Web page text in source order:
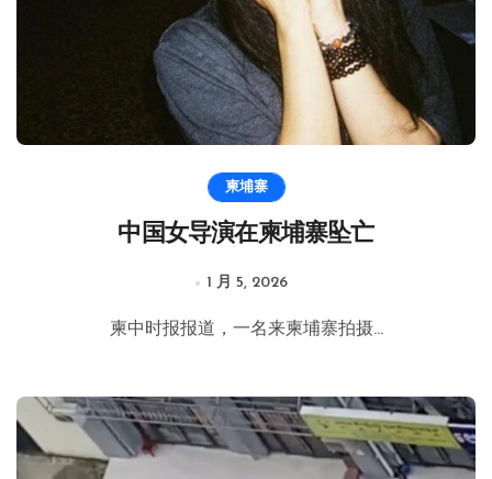
柬埔寨
中国女导演在柬埔寨坠亡
1 月 5, 2026
柬中时报报道，一名来柬埔寨拍摄...